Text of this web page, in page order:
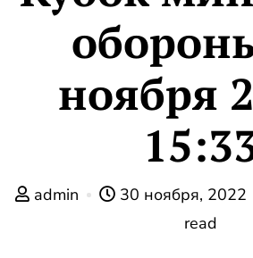
ноября
admin 30 ноября, 2022
read